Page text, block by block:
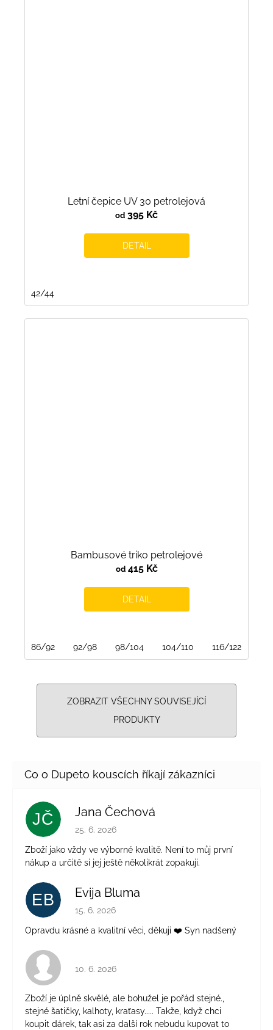
Letní čepice UV 30 petrolejová
od 395 Kč
DETAIL
42/44
Bambusové triko petrolejové
od415 Kč
DETAIL
86/92 92/98 98/104 104/110 116/122
ZOBRAZIT VŠECHNY SOUVISEJÍCÍ
PRODUKTY
JČ Jana Čechová
Hodnocení obchodu je 5 z 5 hvězdiček.
25. 6. 2026
Zboží jako vždy ve výborné kvalitě. Není to můj první
nákup a určitě si jej ještě několikrát zopakuji.
EB Evija Bluma
Hodnocení obchodu je 5 z 5 hvězdiček.
15. 6. 2026
Opravdu krásné a kvalitní věci, děkuji ❤️ Syn nadšený
Hodnocení obchodu je 4 z 5 hvězdiček.
10. 6. 2026
Zboží je úplně skvělé, ale bohužel je pořád stejné.,
stejné šatičky, kalhoty, kraťasy..... Takže, když chci
koupit dárek, tak asi za další rok nebudu kupovat to